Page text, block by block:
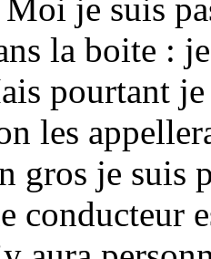
je suis
la boite :
pourtant
les
gros je suis
conducteur